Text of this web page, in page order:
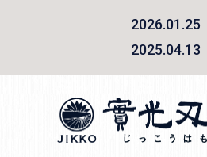
2026.01.25
2025.04.13